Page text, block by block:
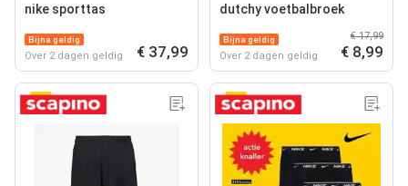
nike sporttas
Bijna geldig
Over 2 dagen geldig € 37,99
dutchy voetbalbroek
Bijna geldig
Over 2 dagen geldig
€ 17,99
€ 8,99